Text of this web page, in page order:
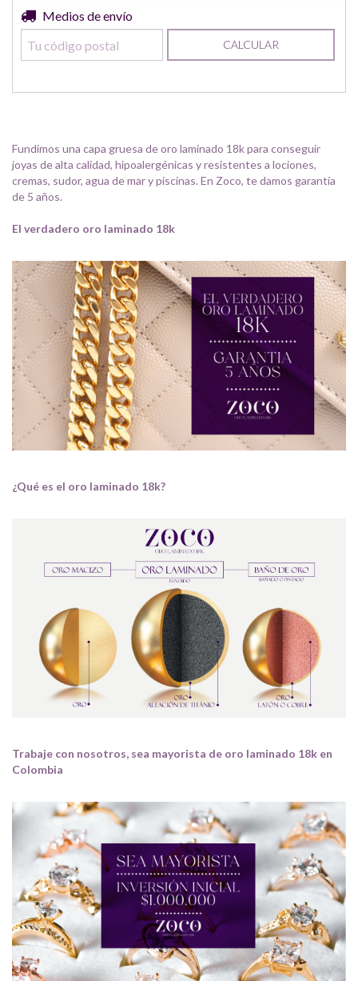
Entregas para el CP:
Medios de envío
CALCULAR
Fundimos una capa gruesa de oro laminado 18k para conseguir
joyas de alta calidad, hipoalergénicas y resistentes a lociones,
cremas, sudor, agua de mar y piscinas. En Zoco, te damos garantía
de 5 años.
El verdadero oro laminado 18k
¿Qué es el oro laminado 18k?
Trabaje con nosotros, sea mayorista de oro laminado 18k en
Colombia